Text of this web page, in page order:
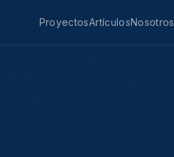
ProyectosArtículosNosotros